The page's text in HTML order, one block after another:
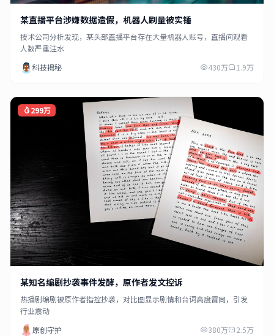
某直播平台涉嫌数据造假，机器人刷量被实锤
技术公司分析发现，某头部直播平台存在大量机器人账号，直播间观看
人数严重注水
科技揭秘
430万 1.9万
299万
某知名编剧抄袭事件发酵，原作者发文控诉
热播剧编剧被原作者指控抄袭，对比图显示剧情和台词高度雷同，引发
行业震动
原创守护
380万 2.5万